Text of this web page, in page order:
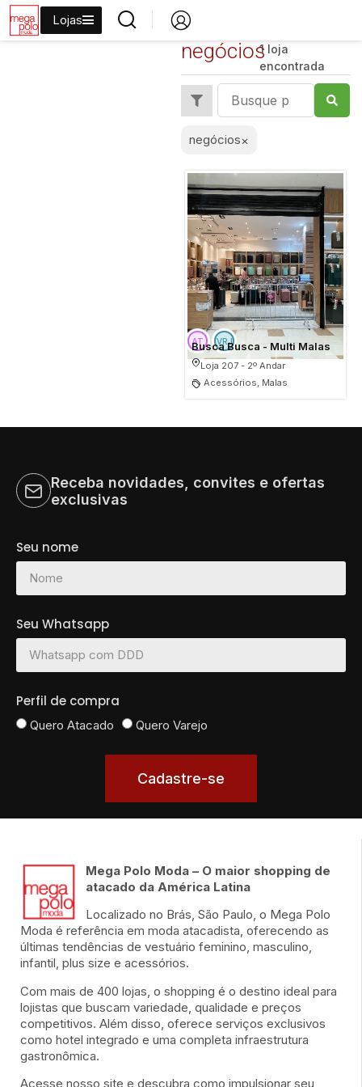
Lojas
negócios1 loja
encontrada
negócios×
Busca Busca - Multi Malas
Loja 207 - 2º Andar
Acessórios, Malas
Receba novidades, convites e ofertas
exclusivas
Seu nome
Seu Whatsapp
Perfil de compra
Quero Atacado Quero Varejo
Cadastre-se
Mega Polo Moda – O maior shopping de
atacado da América Latina
Localizado no Brás, São Paulo, o Mega Polo
Moda é referência em moda atacadista, oferecendo as
últimas tendências de vestuário feminino, masculino,
infantil, plus size e acessórios.
Com mais de 400 lojas, o shopping é o destino ideal para
lojistas que buscam variedade, qualidade e preços
competitivos. Além disso, oferece serviços exclusivos
como hotel integrado e uma completa infraestrutura
gastronômica.
Acesse nosso site e descubra como impulsionar seu